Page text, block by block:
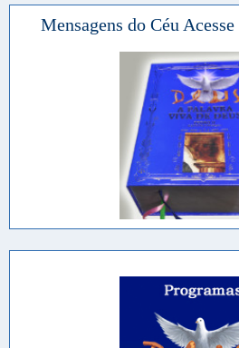
Mensagens do Céu